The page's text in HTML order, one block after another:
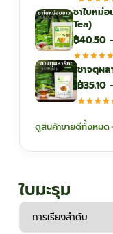
ชาใบหม่
Tea)
฿40.50
ชาจตุผ
฿35.10
ดูสินค้าขายดีทั้งหมด
ใบมะรุม